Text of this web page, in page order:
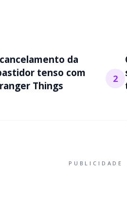
da
tenso com
Things
2
PUBLICIDADE